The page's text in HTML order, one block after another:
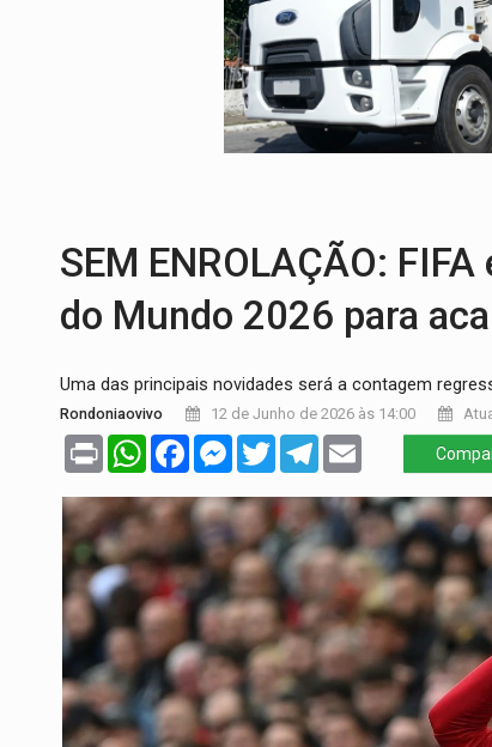
CONEXÃO RONDONIAOVIVO:
EXTENSÃO DE DANOS:Ferroviários
VARIANDO O CARDÁPIO:Veja essa
PREJUÍZO AOS ESTUDANTES:
SEM ENROLAÇÃO:
do Mundo 2026 para
Uma das principais novidades será a contagem
Rondoniaovivo 12 de Junho de 2026 às 14:00
Print WhatsAppFacebookMessenger
TwitterTelegram